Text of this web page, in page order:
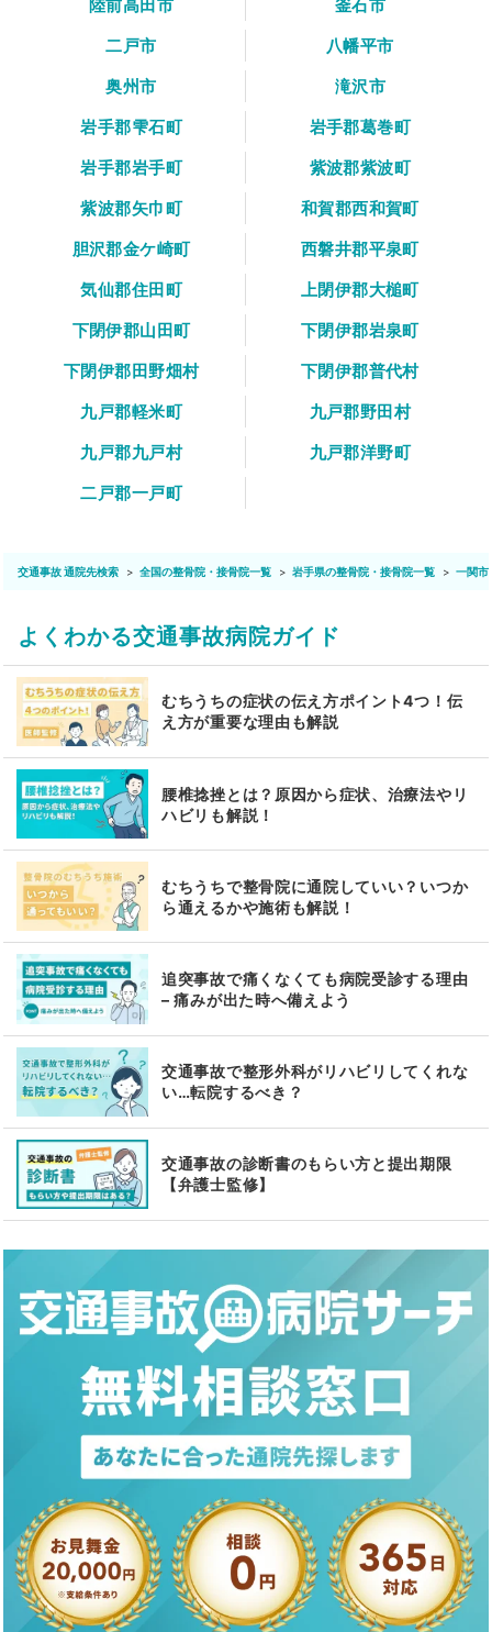
陸前高田市
釜石市
二戸市
八幡平市
奥州市
滝沢市
岩手郡雫石町
岩手郡葛巻町
岩手郡岩手町
紫波郡紫波町
紫波郡矢巾町
和賀郡西和賀町
胆沢郡金ケ崎町
西磐井郡平泉町
気仙郡住田町
上閉伊郡大槌町
下閉伊郡山田町
下閉伊郡岩泉町
下閉伊郡田野畑村
下閉伊郡普代村
九戸郡軽米町
九戸郡野田村
九戸郡九戸村
九戸郡洋野町
二戸郡一戸町
交通事故 通院先検索 全国の整骨院・接骨院一覧 岩手県の整骨院・接骨院一覧 一関市
よくわかる交通事故病院ガイド
むちうちの症状の伝え方ポイント4つ！伝
え方が重要な理由も解説
腰椎捻挫とは？原因から症状、治療法やリ
ハビリも解説！
むちうちで整骨院に通院していい？いつか
ら通えるかや施術も解説！
追突事故で痛くなくても病院受診する理由
– 痛みが出た時へ備えよう
交通事故で整形外科がリハビリしてくれな
い…転院するべき？
交通事故の診断書のもらい方と提出期限
【弁護士監修】